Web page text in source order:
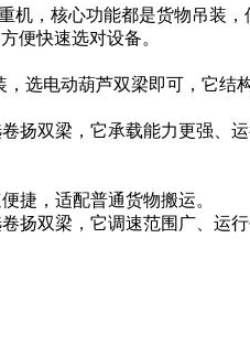
机，核心功能都是货物吊装，
便快速选对设备。
，选电动葫芦双梁即可，它结
扬双梁，它承载能力更强、
捷，适配普通货物搬运。
扬双梁，它调速范围广、运